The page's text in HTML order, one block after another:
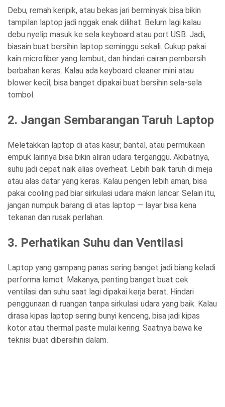
Debu, remah keripik, atau bekas jari berminyak bisa bikin
tampilan laptop jadi nggak enak dilihat. Belum lagi kalau
debu nyelip masuk ke sela keyboard atau port USB. Jadi,
biasain buat bersihin laptop seminggu sekali. Cukup pakai
kain microfiber yang lembut, dan hindari cairan pembersih
berbahan keras. Kalau ada keyboard cleaner mini atau
blower kecil, bisa banget dipakai buat bersihin sela-sela
tombol.
2. Jangan Sembarangan Taruh Laptop
Meletakkan laptop di atas kasur, bantal, atau permukaan
empuk lainnya bisa bikin aliran udara terganggu. Akibatnya,
suhu jadi cepat naik alias overheat. Lebih baik taruh di meja
atau alas datar yang keras. Kalau pengen lebih aman, bisa
pakai cooling pad biar sirkulasi udara makin lancar. Selain itu,
jangan numpuk barang di atas laptop — layar bisa kena
tekanan dan rusak perlahan.
3. Perhatikan Suhu dan Ventilasi
Laptop yang gampang panas sering banget jadi biang keladi
performa lemot. Makanya, penting banget buat cek
ventilasi dan suhu saat lagi dipakai kerja berat. Hindari
penggunaan di ruangan tanpa sirkulasi udara yang baik. Kalau
dirasa kipas laptop sering bunyi kenceng, bisa jadi kipas
kotor atau thermal paste mulai kering. Saatnya bawa ke
teknisi buat dibersihin dalam.